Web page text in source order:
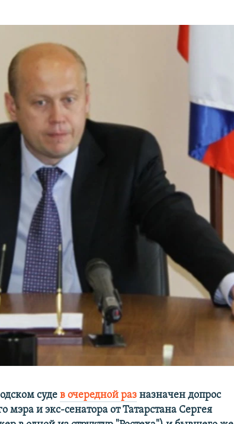
судев очередной раз назначен допрос
и экс-сенатора от Татарстана Сергея